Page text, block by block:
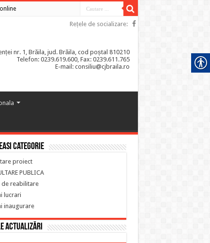
Rețele de socializare:
nr. 1, Brăila, jud. Brăila, cod poștal 810210
Telefon: 0239.619.600, Fax: 0239.611.765
E-mail: consiliu@cjbraila.ro
categorie
proiect
PUBLICA
de reabilitare
lucrari
inaugurare
actualizări